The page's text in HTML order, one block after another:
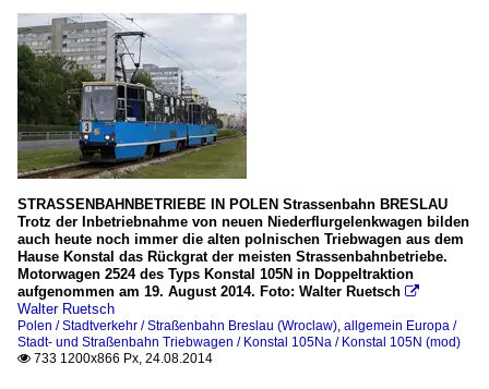
STRASSENBAHNBETRIEBE IN POLEN Strassenbahn BRESLAU
Trotz der Inbetriebnahme von neuen Niederflurgelenkwagen bilden
auch heute noch immer die alten polnischen Triebwagen aus dem
Hause Konstal das Rückgrat der meisten Strassenbahnbetriebe.
Motorwagen 2524 des Typs Konstal 105N in Doppeltraktion
aufgenommen am 19. August 2014. Foto: Walter Ruetsch 
Walter Ruetsch
Polen / Stadtverkehr / Straßenbahn Breslau (Wroclaw), allgemein Europa /
Stadt- und Straßenbahn Triebwagen / Konstal 105Na / Konstal 105N (mod)
 733 1200x866 Px, 24.08.2014